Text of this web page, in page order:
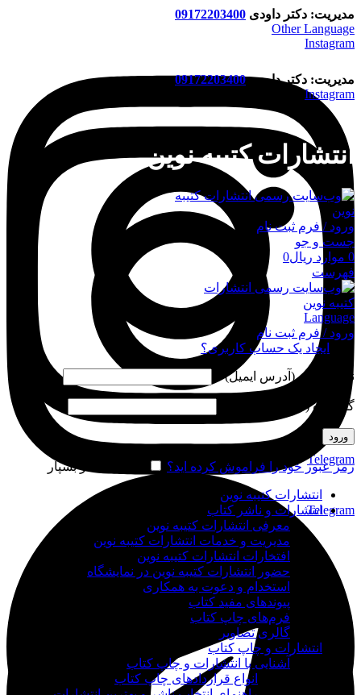
مدیریت: دکتر داودی 09172203400
Other Language
Instagram
Telegram
مدیریت: دکتر داودی09172203400
Instagram
Telegram
انتشارات کتیبه نوین
ورود / فرم ثبت نام
جست و جو
0 موارد ریال0
فهرست
Language
ورود / فرم ثبت نام
ورود
ایجاد یک حساب کاربری؟
نام کاربری (آدرس ایمیل)
گذرواژه (شماره موبایل)
ورود
رمز عبور خود را فراموش کرده اید؟ مرا به خاطر بسپار
انتشارات کتیبه نوین
انتشارات و ناشر کتاب
معرفی انتشارات کتیبه نوین
مدیریت و خدمات انتشارات کتیبه نوین
افتخارات انتشارات کتیبه نوین
حضور انتشارات کتیبه نوین در نمایشگاه‌
استخدام و دعوت به همکاری
پیوندهای مفید کتاب
فرم‌های چاپ کتاب
گالری تصاویر
انتشارات و چاپ کتاب
آشنایی با انتشارات و چاپ کتاب
انواع قراردادهای چاپ کتاب